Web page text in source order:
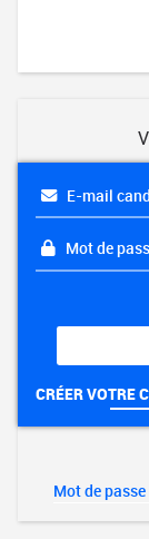
E-mail
Mot de
CRÉER VOTRE
Mot de